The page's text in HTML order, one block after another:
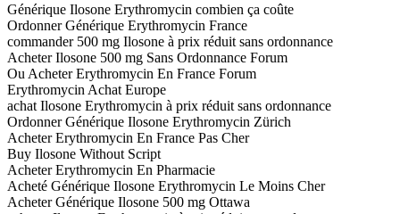
Générique Ilosone Erythromycin combien ça coûte
Ordonner Générique Erythromycin France
commander 500 mg Ilosone à prix réduit sans ordonnance
Acheter Ilosone 500 mg Sans Ordonnance Forum
Ou Acheter Erythromycin En France Forum
Erythromycin Achat Europe
achat Ilosone Erythromycin à prix réduit sans ordonnance
Ordonner Générique Ilosone Erythromycin Zürich
Acheter Erythromycin En France Pas Cher
Buy Ilosone Without Script
Acheter Erythromycin En Pharmacie
Acheté Générique Ilosone Erythromycin Le Moins Cher
Acheter Générique Ilosone 500 mg Ottawa